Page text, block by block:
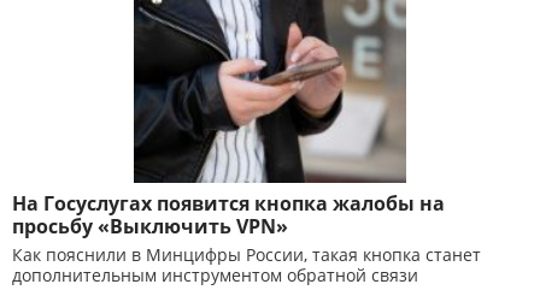
На Госуслугах появится кнопка жалобы на
просьбу «Выключить VPN»
Как пояснили в Минцифры России, такая кнопка станет
дополнительным инструментом обратной связи